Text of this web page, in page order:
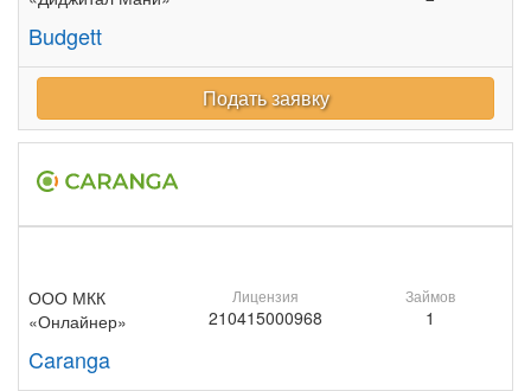
Budgett
Подать заявку
ООО МКК
«Онлайнер»
Caranga
Лицензия
210415000968
Займов
1